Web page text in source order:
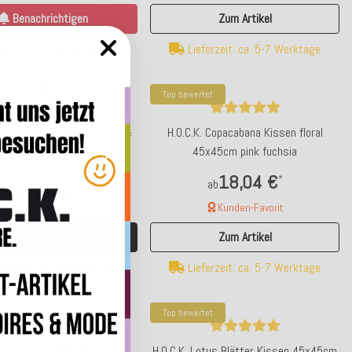
Benachrichtigen
Bald wieder verfügbar
Zum Artikel
Lieferzeit: ca. 5-7 Werktage
Hocker rund Pouf
floral pink fuchsia
95,99 €
In den Warenkorb
Top bewertet
H.O.C.K. Copacabana Kissen floral
45x45cm pink fuchsia
ab18,04 €*
Kunden-Favorit
Zum Artikel
Lieferzeit: ca. 5-7 Werktage
Top bewertet